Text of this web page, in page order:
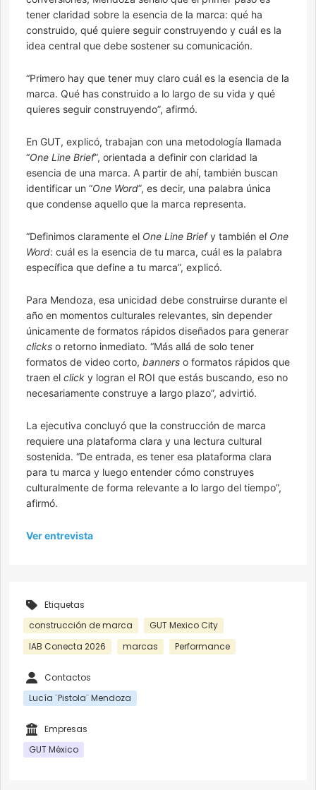
tener claridad sobre la esencia de la marca: qué ha
construido, qué quiere seguir construyendo y cuál es la
idea central que debe sostener su comunicación.
“Primero hay que tener muy claro cuál es la esencia de la
marca. Qué has construido a lo largo de su vida y qué
quieres seguir construyendo”, afirmó.
En GUT, explicó, trabajan con una metodología llamada
“One Line Brief”, orientada a definir con claridad la
esencia de una marca. A partir de ahí, también buscan
identificar un “One Word”, es decir, una palabra única
que condense aquello que la marca representa.
“Definimos claramente el One Line Briefy también el One
Word: cuál es la esencia de tu marca, cuál es la palabra
específica que define a tu marca”, explicó.
Para Mendoza, esa unicidad debe construirse durante el
año en momentos culturales relevantes, sin depender
únicamente de formatos rápidos diseñados para generar
clicks o retorno inmediato. “Más allá de solo tener
formatos de video corto, banners o formatos rápidos que
traen el click y logran el ROI que estás buscando, eso no
necesariamente construye a largo plazo”, advirtió.
La ejecutiva concluyó que la construcción de marca
requiere una plataforma clara y una lectura cultural
sostenida. “De entrada, es tener esa plataforma clara
para tu marca y luego entender cómo construyes
culturalmente de forma relevante a lo largo del tiempo”,
afirmó.
Ver entrevista
Etiquetas
construcción de marca
GUT Mexico City
IAB Conecta 2026
marcas Performance
Contactos
Lucía ¨Pistola¨ Mendoza
Empresas
GUT México